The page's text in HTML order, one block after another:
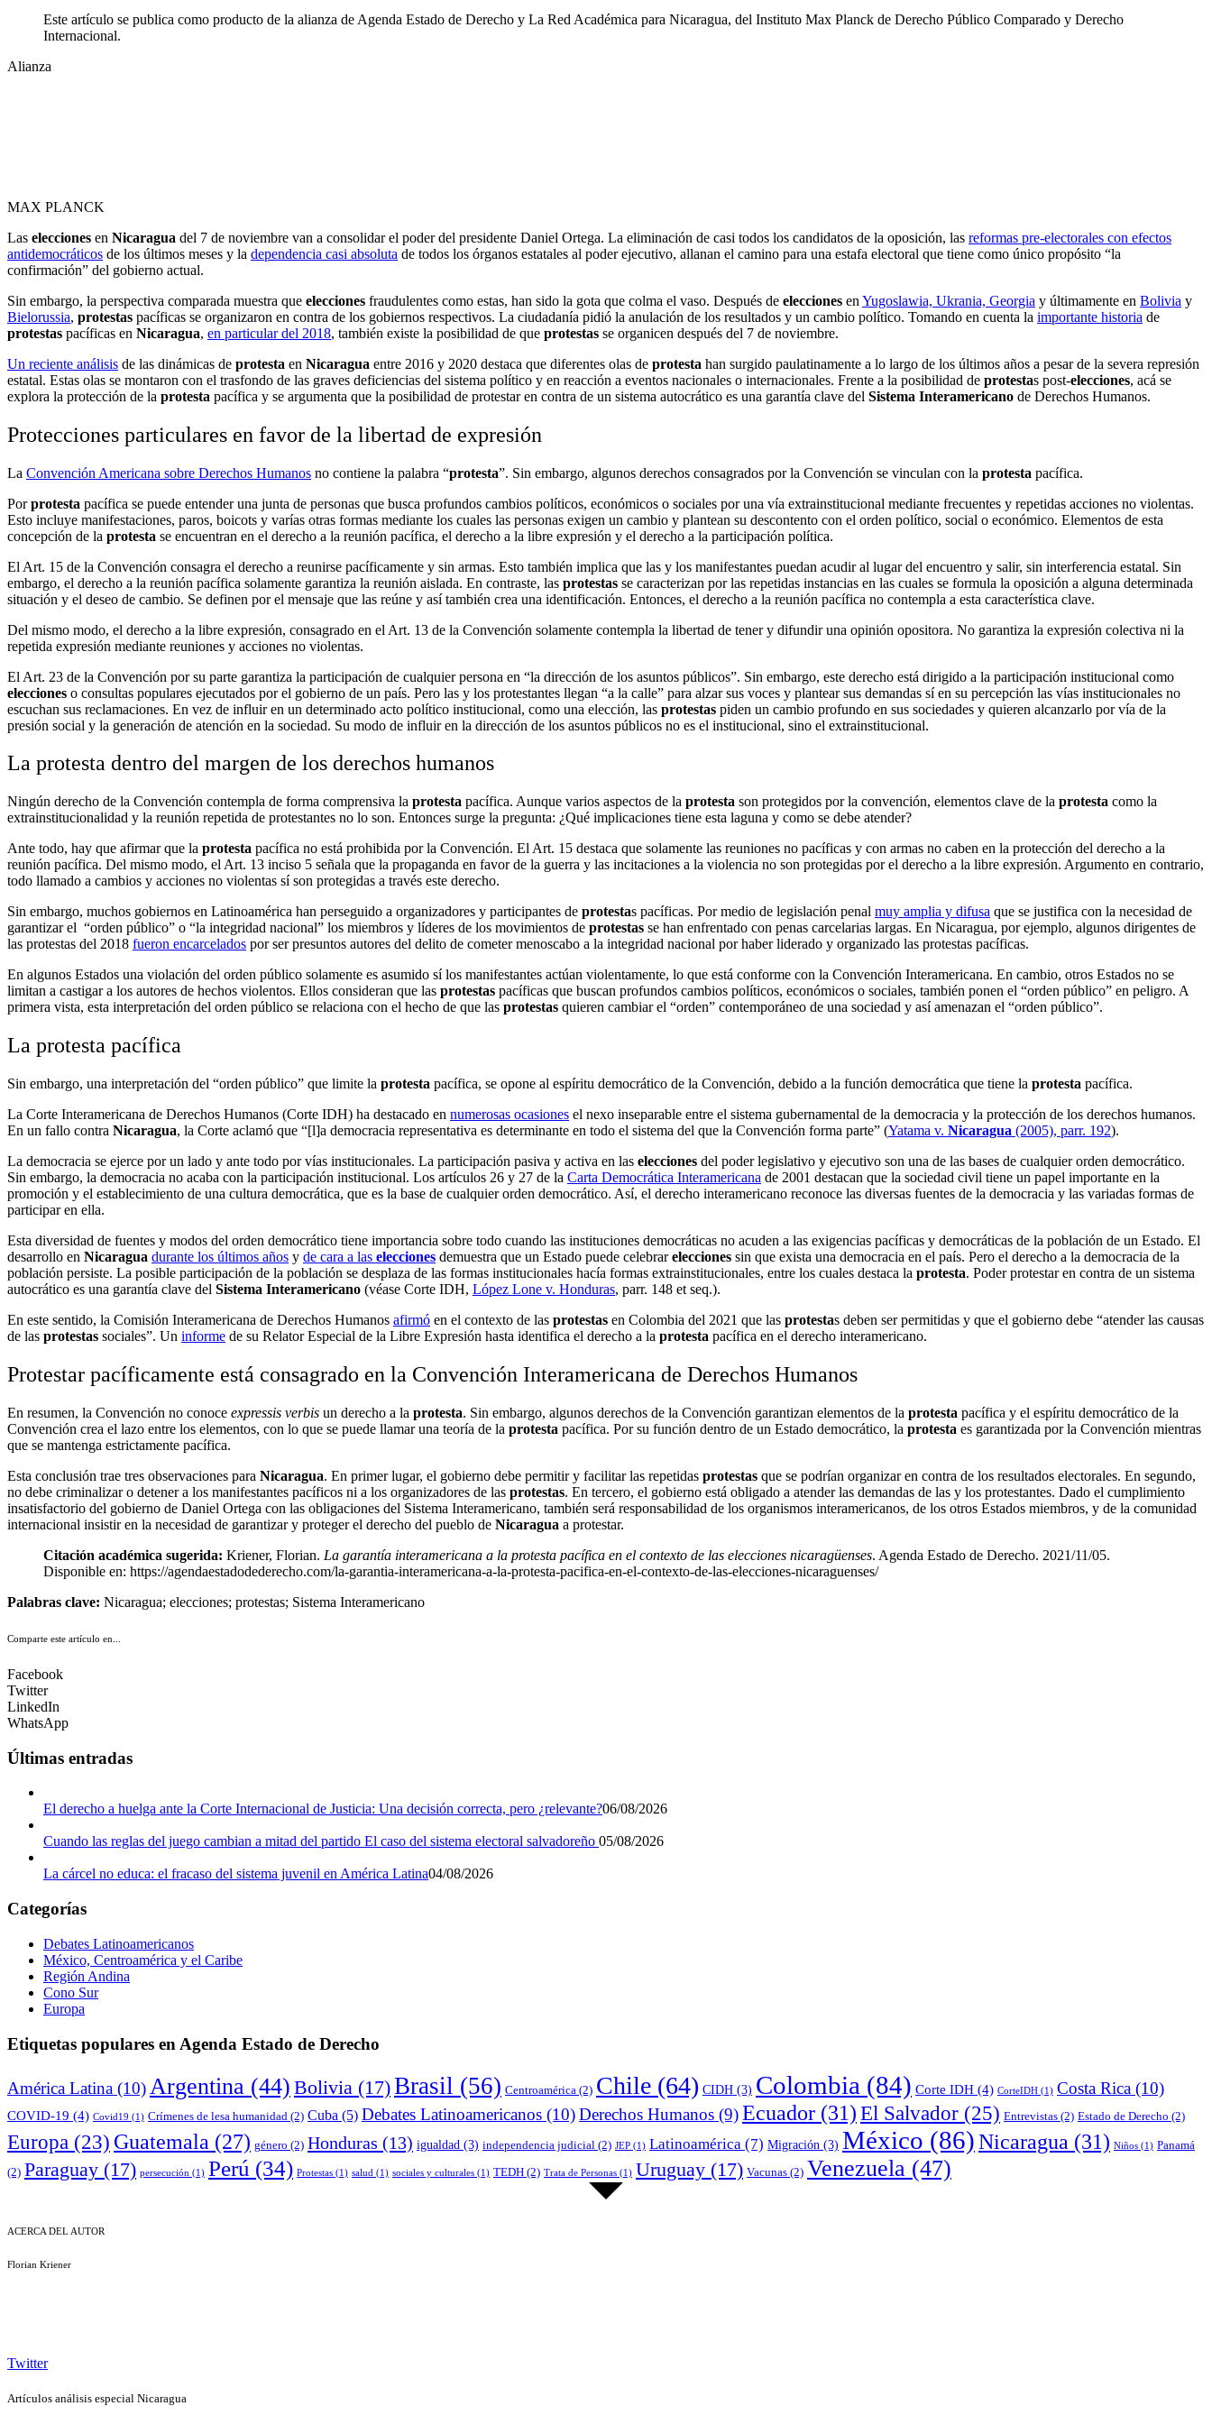
Este artículo se publica como producto de la alianza de Agenda Estado de Derecho y La Red Académica para Nicaragua, del Instituto Max Planck de Derecho Público Comparado y Derecho
Internacional.
Alianza
MAX PLANCK
Las elecciones en Nicaragua del 7 de noviembre van a consolidar el poder del presidente Daniel Ortega. La eliminación de casi todos los candidatos de la oposición, las reformas pre-electorales con efectos
antidemocráticos de los últimos meses y la dependencia casi absoluta de todos los órganos estatales al poder ejecutivo, allanan el camino para una estafa electoral que tiene como único propósito “la
confirmación” del gobierno actual.
Sin embargo, la perspectiva comparada muestra que elecciones fraudulentes como estas, han sido la gota que colma el vaso. Después de elecciones en Yugoslawia, Ukrania, Georgia y últimamente en Bolivia y
Bielorussia, protestas pacíficas se organizaron en contra de los gobiernos respectivos. La ciudadanía pidió la anulación de los resultados y un cambio político. Tomando en cuenta la importante historia de
protestas pacíficas en Nicaragua, en particular del 2018, también existe la posibilidad de que protestas se organicen después del 7 de noviembre.
Un reciente análisis de las dinámicas de protesta en Nicaragua entre 2016 y 2020 destaca que diferentes olas de protesta han surgido paulatinamente a lo largo de los últimos años a pesar de la severa represión
estatal. Estas olas se montaron con el trasfondo de las graves deficiencias del sistema político y en reacción a eventos nacionales o internacionales. Frente a la posibilidad de protestas post-elecciones, acá se
explora la protección de la protesta pacífica y se argumenta que la posibilidad de protestar en contra de un sistema autocrático es una garantía clave del Sistema Interamericano de Derechos Humanos.
Protecciones particulares en favor de la libertad de expresión
La Convención Americana sobre Derechos Humanos no contiene la palabra “protesta”. Sin embargo, algunos derechos consagrados por la Convención se vinculan con la protesta pacífica.
Porprotesta pacífica se puede entender una junta de personas que busca profundos cambios políticos, económicos o sociales por una vía extrainstitucional mediante frecuentes y repetidas acciones no violentas.
Esto incluye manifestaciones, paros, boicots y varías otras formas mediante los cuales las personas exigen un cambio y plantean su descontento con el orden político, social o económico. Elementos de esta
concepción de la protesta se encuentran en el derecho a la reunión pacífica, el derecho a la libre expresión y el derecho a la participación política.
El Art. 15 de la Convención consagra el derecho a reunirse pacíficamente y sin armas. Esto también implica que las y los manifestantes puedan acudir al lugar del encuentro y salir, sin interferencia estatal. Sin
embargo, el derecho a la reunión pacífica solamente garantiza la reunión aislada. En contraste, las protestas se caracterizan por las repetidas instancias en las cuales se formula la oposición a alguna determinada
situación y el deseo de cambio. Se definen por el mensaje que las reúne y así también crea una identificación. Entonces, el derecho a la reunión pacífica no contempla a esta característica clave.
Del mismo modo, el derecho a la libre expresión, consagrado en el Art. 13 de la Convención solamente contempla la libertad de tener y difundir una opinión opositora. No garantiza la expresión colectiva ni la
repetida expresión mediante reuniones y acciones no violentas.
El Art. 23 de la Convención por su parte garantiza la participación de cualquier persona en “la dirección de los asuntos públicos”. Sin embargo, este derecho está dirigido a la participación institucional como
elecciones o consultas populares ejecutados por el gobierno de un país. Pero las y los protestantes llegan “a la calle” para alzar sus voces y plantear sus demandas sí en su percepción las vías institucionales no
escuchan sus reclamaciones. En vez de influir en un determinado acto político institucional, como una elección, las protestas piden un cambio profundo en sus sociedades y quieren alcanzarlo por vía de la
presión social y la generación de atención en la sociedad. Su modo de influir en la dirección de los asuntos públicos no es el institucional, sino el extrainstitucional.
La protesta dentro del margen de los derechos humanos
Ningún derecho de la Convención contempla de forma comprensiva la protesta pacífica. Aunque varios aspectos de la protesta son protegidos por la convención, elementos clave de la protesta como la
extrainstitucionalidad y la reunión repetida de protestantes no lo son. Entonces surge la pregunta: ¿Qué implicaciones tiene esta laguna y como se debe atender?
Ante todo, hay que afirmar que la protesta pacífica no está prohibida por la Convención. El Art. 15 destaca que solamente las reuniones no pacíficas y con armas no caben en la protección del derecho a la
reunión pacífica. Del mismo modo, el Art. 13 inciso 5 señala que la propaganda en favor de la guerra y las incitaciones a la violencia no son protegidas por el derecho a la libre expresión. Argumento en contrario,
todo llamado a cambios y acciones no violentas sí son protegidas a través este derecho.
Sin embargo, muchos gobiernos en Latinoamérica han perseguido a organizadores y participantes de protestas pacíficas. Por medio de legislación penal muy amplia y difusa que se justifica con la necesidad de
garantizar el “orden público” o “la integridad nacional” los miembros y líderes de los movimientos de protestas se han enfrentado con penas carcelarias largas. En Nicaragua, por ejemplo, algunos dirigentes de
las protestas del 2018 fueron encarcelados por ser presuntos autores del delito de cometer menoscabo a la integridad nacional por haber liderado y organizado las protestas pacíficas.
En algunos Estados una violación del orden público solamente es asumido sí los manifestantes actúan violentamente, lo que está conforme con la Convención Interamericana. En cambio, otros Estados no se
limitan a castigar a los autores de hechos violentos. Ellos consideran que las protestas pacíficas que buscan profundos cambios políticos, económicos o sociales, también ponen el “orden público” en peligro. A
primera vista, esta interpretación del orden público se relaciona con el hecho de que las protestas quieren cambiar el “orden” contemporáneo de una sociedad y así amenazan el “orden público”.
La protesta pacífica
Sin embargo, una interpretación del “orden público” que limite la protesta pacífica, se opone al espíritu democrático de la Convención, debido a la función democrática que tiene la protesta pacífica.
La Corte Interamericana de Derechos Humanos (Corte IDH) ha destacado en numerosas ocasiones el nexo inseparable entre el sistema gubernamental de la democracia y la protección de los derechos humanos.
En un fallo contra Nicaragua, la Corte aclamó que “[l]a democracia representativa es determinante en todo el sistema del que la Convención forma parte” (Yatama v. Nicaragua (2005), parr. 192).
La democracia se ejerce por un lado y ante todo por vías institucionales. La participación pasiva y activa en las elecciones del poder legislativo y ejecutivo son una de las bases de cualquier orden democrático.
Sin embargo, la democracia no acaba con la participación institucional. Los artículos 26 y 27 de la Carta Democrática Interamericana de 2001 destacan que la sociedad civil tiene un papel importante en la
promoción y el establecimiento de una cultura democrática, que es la base de cualquier orden democrático. Así, el derecho interamericano reconoce las diversas fuentes de la democracia y las variadas formas de
participar en ella.
Esta diversidad de fuentes y modos del orden democrático tiene importancia sobre todo cuando las instituciones democráticas no acuden a las exigencias pacíficas y democráticas de la población de un Estado. El
desarrollo en Nicaragua durante los últimos años y de cara a las elecciones demuestra que un Estado puede celebrarelecciones sin que exista una democracia en el país. Pero el derecho a la democracia de la
población persiste. La posible participación de la población se desplaza de las formas institucionales hacía formas extrainstitucionales, entre los cuales destaca la protesta. Poder protestar en contra de un sistema
autocrático es una garantía clave del Sistema Interamericano (véase Corte IDH, López Lone v. Honduras, parr. 148 et seq.).
En este sentido, la Comisión Interamericana de Derechos Humanos afirmó en el contexto de las protestas en Colombia del 2021 que las protestas deben ser permitidas y que el gobierno debe “atender las causas
de las protestas sociales”. Un informe de su Relator Especial de la Libre Expresión hasta identifica el derecho a la protesta pacífica en el derecho interamericano.
Protestar pacíficamente está consagrado en la Convención Interamericana de Derechos Humanos
En resumen, la Convención no conoce expressis verbis un derecho a la protesta. Sin embargo, algunos derechos de la Convención garantizan elementos de la protesta pacífica y el espíritu democrático de la
Convención crea el lazo entre los elementos, con lo que se puede llamar una teoría de la protesta pacífica. Por su función dentro de un Estado democrático, la protesta es garantizada por la Convención mientras
que se mantenga estrictamente pacífica.
Esta conclusión trae tres observaciones para Nicaragua. En primer lugar, el gobierno debe permitir y facilitar las repetidas protestas que se podrían organizar en contra de los resultados electorales. En segundo,
no debe criminalizar o detener a los manifestantes pacíficos ni a los organizadores de las protestas. En tercero, el gobierno está obligado a atender las demandas de las y los protestantes. Dado el cumplimiento
insatisfactorio del gobierno de Daniel Ortega con las obligaciones del Sistema Interamericano, también será responsabilidad de los organismos interamericanos, de los otros Estados miembros, y de la comunidad
internacional insistir en la necesidad de garantizar y proteger el derecho del pueblo de Nicaragua a protestar.
Citación académica sugerida: Kriener, Florian. La garantía interamericana a la protesta pacífica en el contexto de las elecciones nicaragüenses. Agenda Estado de Derecho. 2021/11/05.
Disponible en: https://agendaestadodederecho.com/la-garantia-interamericana-a-la-protesta-pacifica-en-el-contexto-de-las-elecciones-nicaraguenses/
Palabras clave: Nicaragua; elecciones; protestas; Sistema Interamericano
Comparte este artículo en...
Facebook
Twitter
LinkedIn
WhatsApp
Últimas entradas
El derecho a huelga ante la Corte Internacional de Justicia: Una decisión correcta, pero ¿relevante?06/08/2026
Cuando las reglas del juego cambian a mitad del partido El caso del sistema electoral salvadoreño 05/08/2026
La cárcel no educa: el fracaso del sistema juvenil en América Latina04/08/2026
Categorías
Debates Latinoamericanos
México, Centroamérica y el Caribe
Región Andina
Cono Sur
Europa
Etiquetas populares en Agenda Estado de Derecho
América Latina (10)Argentina (44) Bolivia (17)Brasil (56) Centroamérica (2) Chile (64) CIDH (3) Colombia (84) Corte IDH (4) CorteIDH (1) Costa Rica (10)
COVID-19 (4) Covid19 (1) Crímenes de lesa humanidad (2) Cuba (5) Debates Latinoamericanos (10)Derechos Humanos (9)Ecuador (31)El Salvador (25) Entrevistas (2) Estado de Derecho (2)
Europa (23) Guatemala (27) género (2) Honduras (13) igualdad (3) independencia judicial (2) JEP (1) Latinoamérica (7) Migración (3) México (86)Nicaragua (31) Niños (1) Panamá
(2) Paraguay (17) persecución (1) Perú (34) Protestas (1) salud (1) sociales y culturales (1) TEDH (2) Trata de Personas (1) Uruguay (17) Vacunas (2) Venezuela (47)
ACERCA DEL AUTOR
Florian Kriener
Twitter
Artículos análisis especial Nicaragua